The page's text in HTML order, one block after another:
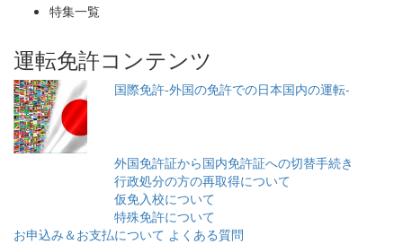
特集一覧
運転免許コンテンツ
国際免許-外国の免許での日本国内の運転-
外国免許証から国内免許証への切替手続き
行政処分の方の再取得について
仮免入校について
特殊免許について
お申込み＆お支払について よくある質問